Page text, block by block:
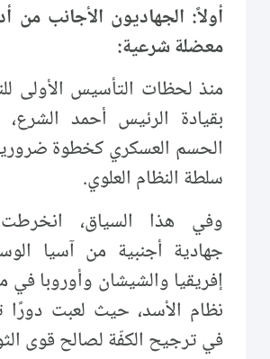
أولاً: الجهاديون الأجانب من
معضلة شرعية:
منذ لحظات التأسيس الأولى
بقيادة الرئيس أحمد
الحسم العسكري كخطوة
سلطة النظام العلوي.
وفي هذا السياق،
جهادية أجنبية من آسيا
إفريقيا والشيشان وأوروبا
نظام الأسد، حيث لعبت دورًا
في ترجيح الكفّة لصالح قوى